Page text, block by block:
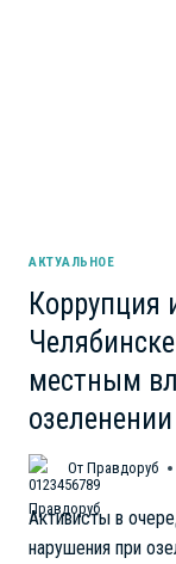
АКТУАЛЬНОЕ
Коррупция
местным
озеленении
От Правдоруб
Активисты в
нарушения при